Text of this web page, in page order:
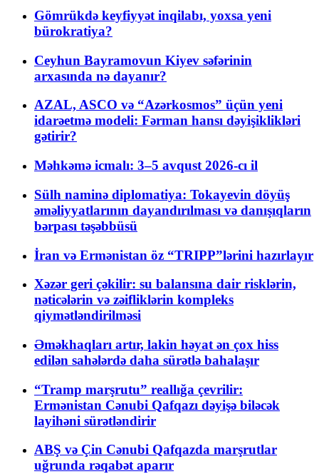
Gömrükdə keyfiyyət inqilabı, yoxsa yeni
bürokratiya?
Ceyhun Bayramovun Kiyev səfərinin
arxasında nə dayanır?
AZAL, ASCO və “Azərkosmos” üçün yeni
idarəetmə modeli: Fərman hansı dəyişiklikləri
gətirir?
Məhkəmə icmalı: 3–5 avqust 2026-cı il
Sülh naminə diplomatiya: Tokayevin döyüş
əməliyyatlarının dayandırılması və danışıqların
bərpası təşəbbüsü
İran və Ermənistan öz “TRIPP”lərini hazırlayır
Xəzər geri çəkilir: su balansına dair risklərin,
nəticələrin və zəifliklərin kompleks
qiymətləndirilməsi
Əməkhaqları artır, lakin həyat ən çox hiss
edilən sahələrdə daha sürətlə bahalaşır
“Tramp marşrutu” reallığa çevrilir:
Ermənistan Cənubi Qafqazı dəyişə biləcək
layihəni sürətləndirir
ABŞ və Çin Cənubi Qafqazda marşrutlar
uğrunda rəqabət aparır